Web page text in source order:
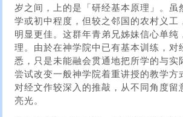
岁之间，上的是「研经基本原理」。虽
学或初中程度，但较之邻国的农村义工
明显更佳。这群年青弟兄姊妹信心单纯
理。由於在神学院中已有基本训练，对
悉，只是未能融会贯通地把所学的与实
尝试改变一般神学院着重讲授的教学方
对经文作较深入的推敲，从不同角度留
亮光。